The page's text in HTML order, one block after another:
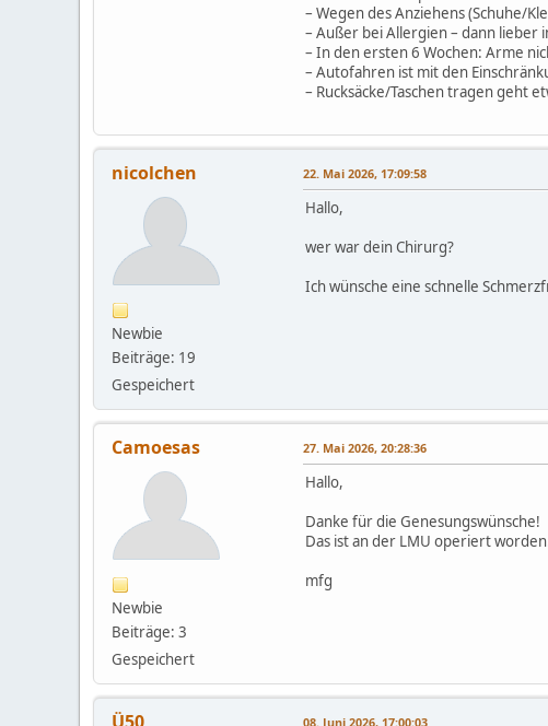
– Wegen des Anziehens (Schuhe/
– Außer bei Allergien – dann lieber
– In den ersten 6 Wochen: Arme
– Autofahren ist mit den
– Rucksäcke/Taschen tragen geht
nicolchen
Newbie
Beiträge: 19
Gespeichert
22. Mai 2026, 17:09:58
Hallo,
wer war dein Chirurg?
Ich wünsche eine schnelle
Camoesas
Newbie
Beiträge: 3
Gespeichert
27. Mai 2026, 20:28:36
Hallo,
Danke für die Genesungswünsche!
Das ist an der LMU operiert
mfg
Ü50 08. Juni 2026, 17:00:03